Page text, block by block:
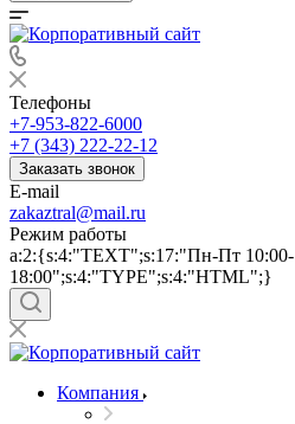
Телефоны
+7-953-822-6000
+7 (343) 222-22-12
Заказать звонок
E-mail
zakaztral@mail.ru
Режим работы
a:2:{s:4:"TEXT";s:17:"Пн-Пт 10:00-
18:00";s:4:"TYPE";s:4:"HTML";}
Компания